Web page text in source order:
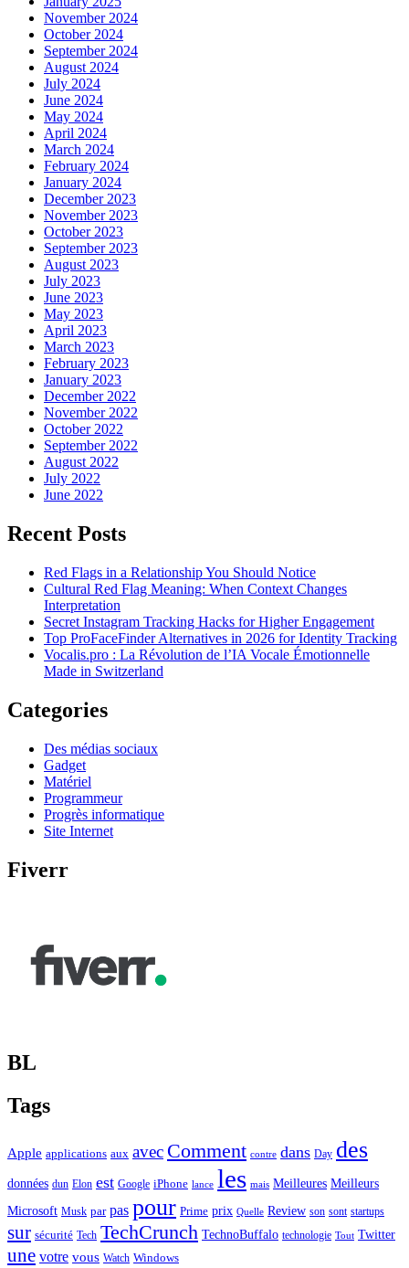
November 2024
October 2024
September 2024
August 2024
July 2024
June 2024
May 2024
April 2024
March 2024
February 2024
January 2024
December 2023
November 2023
October 2023
September 2023
August 2023
July 2023
June 2023
May 2023
April 2023
March 2023
February 2023
January 2023
December 2022
November 2022
October 2022
September 2022
August 2022
July 2022
June 2022
Recent Posts
Red Flags in a Relationship You Should Notice
Cultural Red Flag Meaning: When Context Changes
Interpretation
Secret Instagram Tracking Hacks for Higher Engagement
Top ProFaceFinder Alternatives in 2026 for Identity Tracking
Vocalis.pro : La Révolution de l’IA Vocale Émotionnelle
Made in Switzerland
Categories
Des médias sociaux
Gadget
Matériel
Programmeur
Progrès informatique
Site Internet
Fiverr
BL
Tags
Apple applications aux avec Comment contre dans Day des
données dun Elon est Google iPhone lance les mais Meilleures Meilleurs
Microsoft Musk par pas pour Prime prix Quelle Review son sont startups
sur sécurité Tech TechCrunch TechnoBuffalo technologie Tout Twitter
une votre vous Watch Windows